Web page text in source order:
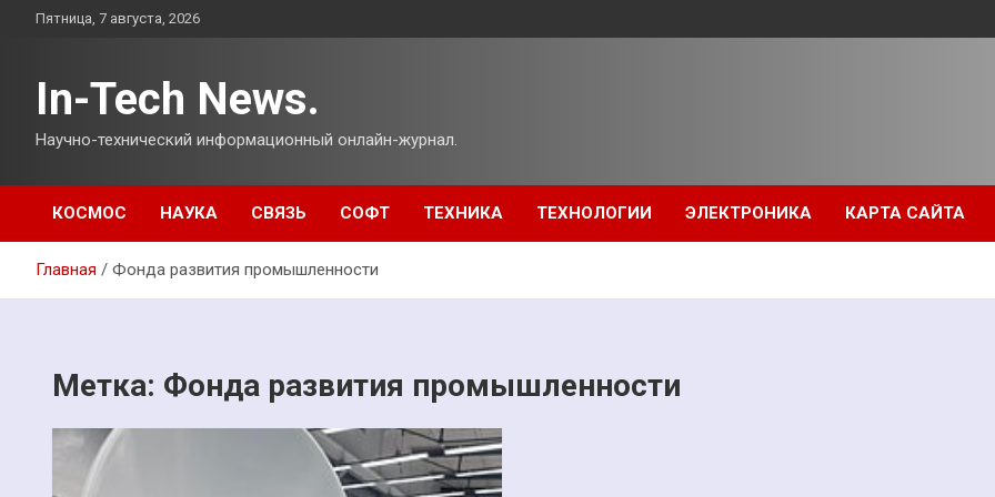
ПерейтиПятница, 7 августа, 2026
In-Tech News.
Научно-технический информационный онлайн-журнал.
КОСМОС НАУКА СВЯЗЬ СОФТ ТЕХНИКА ТЕХНОЛОГИИ ЭЛЕКТРОНИКА КАРТА САЙТА
Главная Фонда развития промышленности
Метка: Фонда развития промышленности